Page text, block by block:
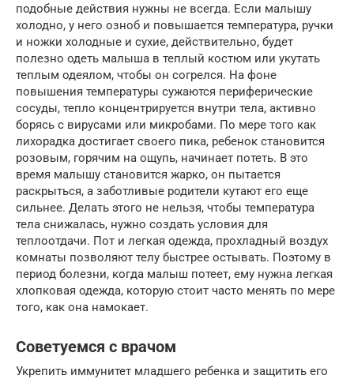
подобные действия нужны не всегда. Если малышу
холодно, у него озноб и повышается температура, ручки
и ножки холодные и сухие, действительно, будет
полезно одеть малыша в теплый костюм или укутать
теплым одеялом, чтобы он согрелся. На фоне
повышения температуры сужаются периферические
сосуды, тепло концентрируется внутри тела, активно
борясь с вирусами или микробами. По мере того как
лихорадка достигает своего пика, ребенок становится
розовым, горячим на ощупь, начинает потеть. В это
время малышу становится жарко, он пытается
раскрыться, а заботливые родители кутают его еще
сильнее. Делать этого не нельзя, чтобы температура
тела снижалась, нужно создать условия для
теплоотдачи. Пот и легкая одежда, прохладный воздух
комнаты позволяют телу быстрее остывать. Поэтому в
период болезни, когда малыш потеет, ему нужна легкая
хлопковая одежда, которую стоит часто менять по мере
того, как она намокает.
Советуемся с врачом
Укрепить иммунитет младшего ребенка и защитить его